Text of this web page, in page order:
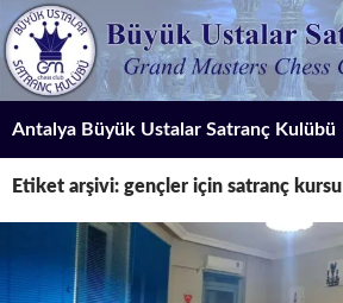
İçeriğe
atla
Antalya Büyük Ustalar Satranç Kulübü
Etiket arşivi: gençler için satranç kursu